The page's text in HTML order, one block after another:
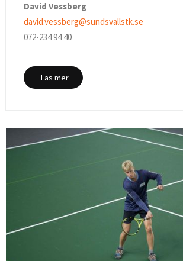
David Vessberg
david.vessberg@sundsvallstk.se
072-234 94 40
Läs mer